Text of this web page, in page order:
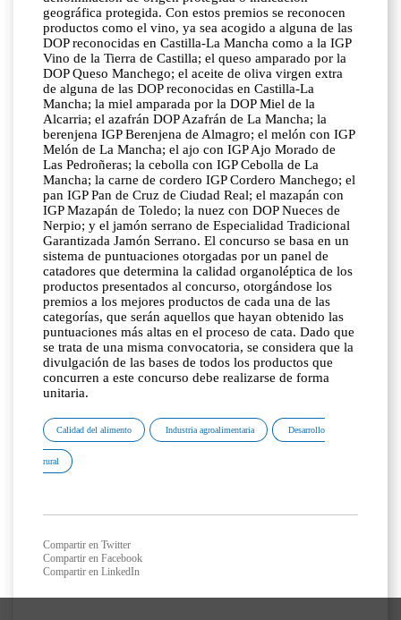
geográfica protegida. Con estos premios se reconocen
productos como el vino, ya sea acogido a alguna de las
DOP reconocidas en Castilla-La Mancha como a la IGP
Vino de la Tierra de Castilla; el queso amparado por la
DOP Queso Manchego; el aceite de oliva virgen extra
de alguna de las DOP reconocidas en Castilla-La
Mancha; la miel amparada por la DOP Miel de la
Alcarria; el azafrán DOP Azafrán de La Mancha; la
berenjena IGP Berenjena de Almagro; el melón con IGP
Melón de La Mancha; el ajo con IGP Ajo Morado de
Las Pedroñeras; la cebolla con IGP Cebolla de La
Mancha; la carne de cordero IGP Cordero Manchego; el
pan IGP Pan de Cruz de Ciudad Real; el mazapán con
IGP Mazapán de Toledo; la nuez con DOP Nueces de
Nerpio; y el jamón serrano de Especialidad Tradicional
Garantizada Jamón Serrano. El concurso se basa en un
sistema de puntuaciones otorgadas por un panel de
catadores que determina la calidad organoléptica de los
productos presentados al concurso, otorgándose los
premios a los mejores productos de cada una de las
categorías, que serán aquellos que hayan obtenido las
puntuaciones más altas en el proceso de cata. Dado que
se trata de una misma convocatoria, se considera que la
divulgación de las bases de todos los productos que
concurren a este concurso debe realizarse de forma
unitaria.
Calidad del alimento Industria agroalimentaria Desarrollo
rural
Compartir en Twitter
Compartir en Facebook
Compartir en LinkedIn